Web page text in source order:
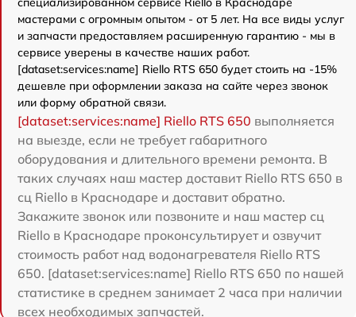
мастерами с огромным опытом - от 5 лет. На все виды услуг
и запчасти предоставляем расширенную гарантию - мы в
сервисе уверены в качестве наших работ.
[dataset:services:name] Riello RTS 650 будет стоить на -15%
дешевле при оформлении заказа на сайте через звонок
или форму обратной связи.
[dataset:services:name] Riello RTS 650 выполняется
на выезде, если не требует габаритного
оборудования и длительного времени ремонта. В
таких случаях наш мастер доставит Riello RTS 650 в
сц Riello в Краснодаре и доставит обратно.
Закажите звонок или позвоните и наш мастер сц
Riello в Краснодаре проконсультирует и озвучит
стоимость работ над водонагревателя Riello RTS
650. [dataset:services:name] Riello RTS 650 по нашей
статистике в среднем занимает 2 часа при наличии
всех необходимых запчастей.